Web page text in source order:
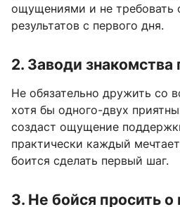
ощущениями и не требовать
результатов с первого дня.
2. Заводи знакомства
Не обязательно дружить со
хотя бы одного-двух
создаст ощущение
практически каждый
боится сделать первый шаг.
3. Не бойся просить